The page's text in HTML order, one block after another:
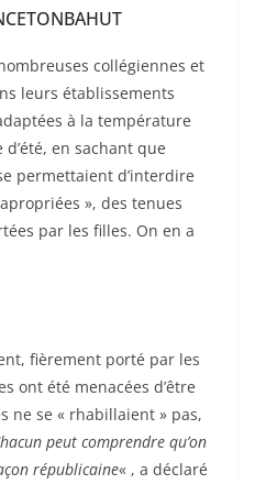
collégiennes et
leurs établissements
à la température
en sachant que
permettaient d’interdire
», des tenues
par les filles. On en a
fièrement porté par les
ont été menacées d’être
ne se « rhabillaient » pas,
peut comprendre qu’on
républicaine« , a déclaré